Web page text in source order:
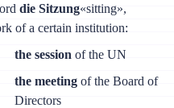
die Sitzung«sitting»,
of a certain institution:
the session of the UN
the meeting of the Board of
Directors